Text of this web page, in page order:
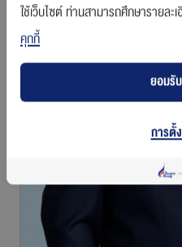
ใช้เว็บไซต์ ท่านสามารถศึกษารายละ
คุกกี้
ยอมรั
การตั้